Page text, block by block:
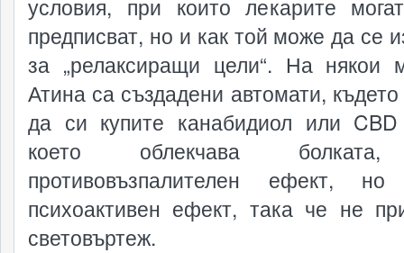
условия, при които лекарите
предписват, но и как той може да се
за „релаксиращи цели“. На някои
Атина са създадени автомати,
да си купите канабидиол или
което облекчава
противовъзпалителен ефект,
психоактивен ефект, така че не
световъртеж.